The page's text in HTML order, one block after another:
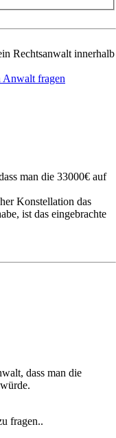
Rechtsanwalt innerhalb
Anwalt fragen
man die 33000€ auf
Konstellation das
ist das eingebrachte
dass man die
fragen..